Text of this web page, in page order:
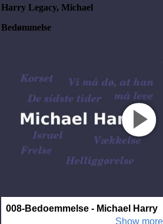
Harry Legacy, Michael
Bedømmelse